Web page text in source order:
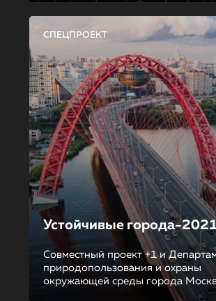
СПЕЦПРОЕКТ
Устойчивые города-
Совместный проект +1 и
природопользования и охраны
окружающей среды города